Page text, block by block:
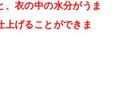
、衣の中の水分がうま
上げることができま